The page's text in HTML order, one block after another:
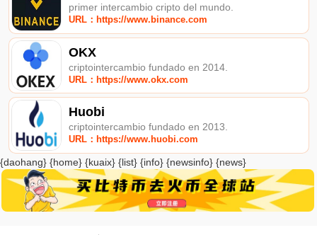
primer intercambio cripto del mundo.
URL：https://www.binance.com
OKX
criptointercambio fundado en 2014.
URL：https://www.okx.com
Huobi
criptointercambio fundado en 2013.
URL：https://www.huobi.com
{daohang} {home} {kuaix} {list} {info} {newsinfo} {news}